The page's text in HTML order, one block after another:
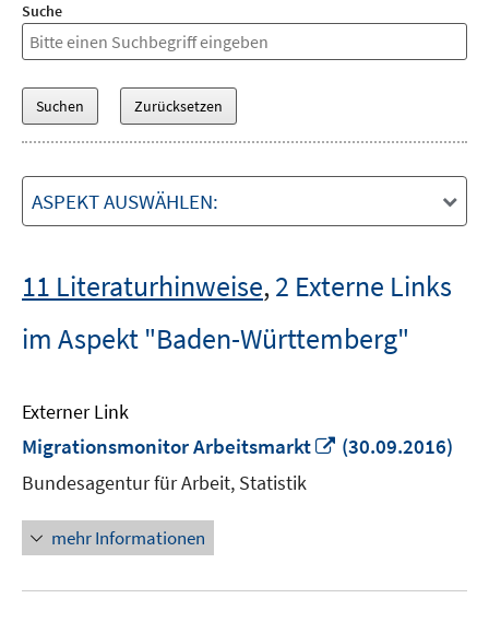
Suche
ASPEKT AUSWÄHLEN:
11 Literaturhinweise,2 Externe Links
im Aspekt "Baden-Württemberg"
Externer Link
Migrationsmonitor Arbeitsmarkt
In
(30.09.2016)
Bundesagentur für Arbeit, Statistik
mehr Informationen